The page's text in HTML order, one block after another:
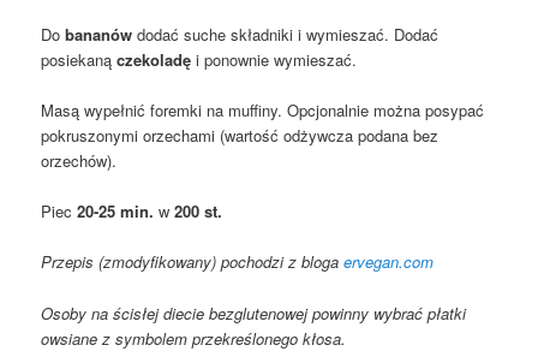
Dobananów dodać suche składniki i wymieszać. Dodać
posiekanączekoladę i ponownie wymieszać.
Masą wypełnić foremki na muffiny. Opcjonalnie można posypać
pokruszonymi orzechami (wartość odżywcza podana bez
orzechów).
Piec20-25 min. w200 st.
Przepis (zmodyfikowany) pochodzi z blogaervegan.com
Osoby na ścisłej diecie bezglutenowej powinny wybrać płatki
owsiane z symbolem przekreślonego kłosa.